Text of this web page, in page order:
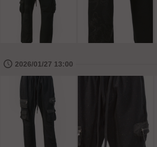
🕔 2026/01/27 13:00